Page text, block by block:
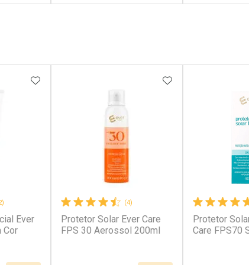
Ativar Desconto Ativar
Ever
Cor
ADICIONAR AOS FAVORITOS
(4)
Protetor Solar Ever Care
FPS 30 Aerossol 200ml
ADICIONAR AOS
Protetor
Care FPS70